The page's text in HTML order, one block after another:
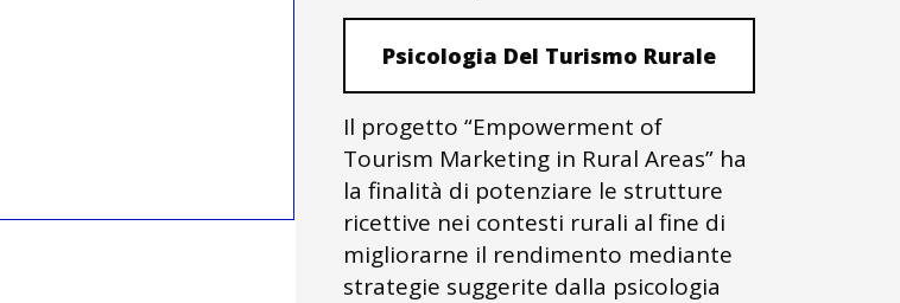
Psicologia Del Turismo Rurale
Il progetto “Empowerment of
Tourism Marketing in Rural Areas” ha
la finalità di potenziare le strutture
ricettive nei contesti rurali al fine di
migliorarne il rendimento mediante
strategie suggerite dalla psicologia